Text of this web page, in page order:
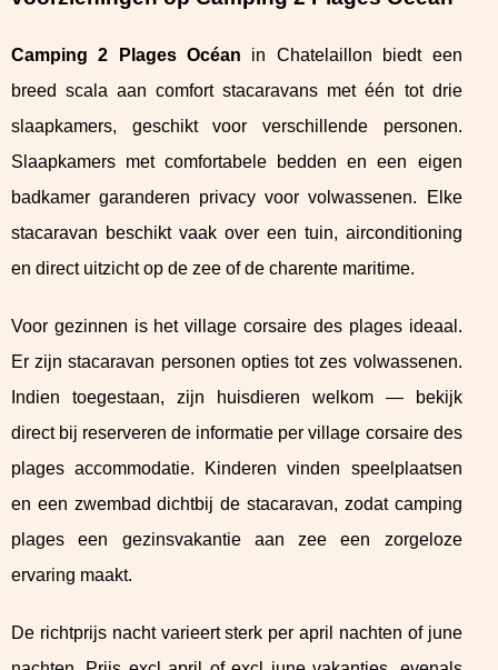
Camping 2 Plages Océan in Chatelaillon biedt een
breed scala aan comfort stacaravans met één tot drie
slaapkamers, geschikt voor verschillende personen.
Slaapkamers met comfortabele bedden en een eigen
badkamer garanderen privacy voor volwassenen. Elke
stacaravan beschikt vaak over een tuin, airconditioning
en direct uitzicht op de zee of de charente maritime.
Voor gezinnen is het village corsaire des plages ideaal.
Er zijn stacaravan personen opties tot zes volwassenen.
Indien toegestaan, zijn huisdieren welkom — bekijk
direct bij reserveren de informatie per village corsaire des
plages accommodatie. Kinderen vinden speelplaatsen
en een zwembad dichtbij de stacaravan, zodat camping
plages een gezinsvakantie aan zee een zorgeloze
ervaring maakt.
De richtprijs nacht varieert sterk per april nachten of june